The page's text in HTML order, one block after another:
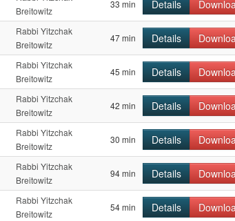
Breitowitz
33 min Details
Rabbi Yitzchak
Breitowitz
47 min Details
Rabbi Yitzchak
Breitowitz
45 min Details
Rabbi Yitzchak
Breitowitz
42 min Details
Rabbi Yitzchak
Breitowitz
30 min Details
Rabbi Yitzchak
Breitowitz
94 min Details
Rabbi Yitzchak
Breitowitz
54 min Details